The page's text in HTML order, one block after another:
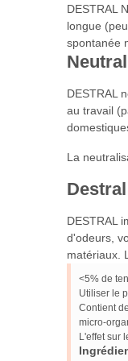
DESTRAL
longue
spontanée
DESTRAL
au travail
La
DESTRAL
d'odeurs,
matériaux.
<5% de
Utiliser le
Contient
micro-
L'effet sur